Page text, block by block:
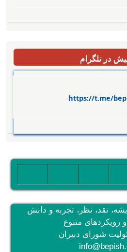
در تلگرام
https://t.me/
نقد، نظر، تجربه و دانش
متنوع
شورای دبیران